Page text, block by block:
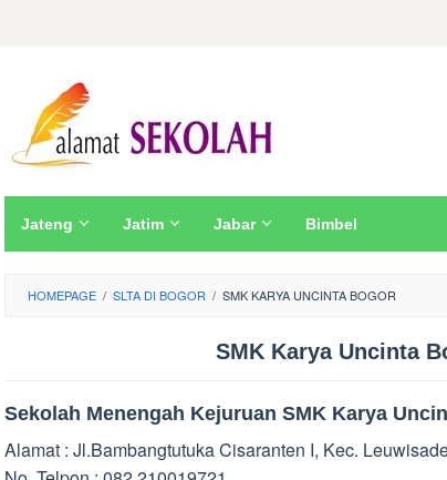
Jateng Jatim Jabar Bimbel
HOMEPAGE / SLTA DI BOGOR / SMK KARYA UNCINTA BOGOR
SMK Karya Uncinta
Sekolah Menengah Kejuruan SMK Karya
Alamat : Jl.Bambangtutuka Cisaranten I, Kec.